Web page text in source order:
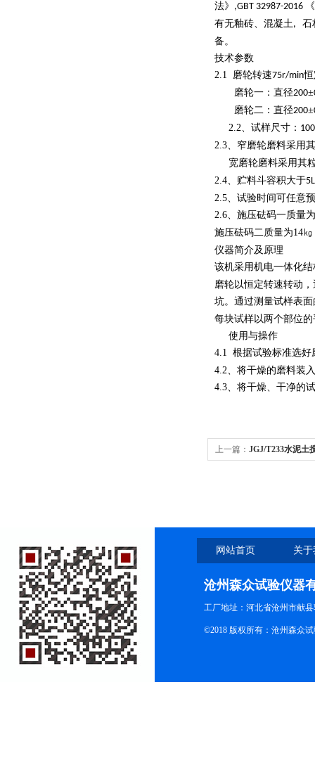
法》 ,GBT 32987-2016
有无釉砖、混凝土, 石
备。
技术参数
2.1 磨轮转速75r/min
磨轮一：直径200±
磨轮二：直径200±
2.2、试样尺寸：
2.3、窄磨轮磨料采用
宽磨轮磨料采用其
2.4、贮料斗容积大于5L
2.5、试验时间可任意
2.6、施压砝码一质量为
施压砝码二质量为14
仪器简介及原理
该机采用机电一体化
磨轮以恒定转速转动
坑。通过测量试样表
每块试样以两个部位
使用与操作
4.1 根据试验标准选好
4.2、将干燥的磨料装
4.3、将干燥、干净的
上一篇： JGJ/T233水泥土
网站首页 关
沧州森众试验仪器
工厂地址：河北省沧州市献
©2018 版权所有：沧州森众